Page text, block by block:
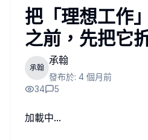
我做 SRE，有個習慣是在拆需求
找工作也是同一件事。「理想工作
一個能被 agent 有效跑的 job
第一層：硬條件
地理範圍（remote OK？特定時區
薪資區間（含股票結構）
Visa/簽證限制
願意做什麼、不願意做什麼
把「理想工作
之前，先把它
承翰
承翰
發布於: 4 個月前
34
5
加載中...